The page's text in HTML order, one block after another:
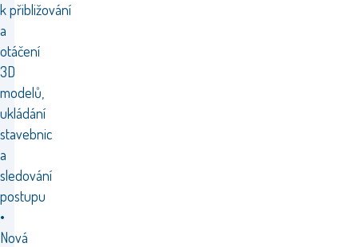
k přibližování
a
otáčení
3D
modelů,
ukládání
stavebnic
a
sledování
postupu
•
Nová